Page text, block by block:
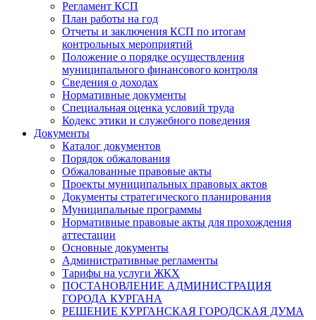
Регламент КСП
План работы на год
Отчеты и заключения КСП по итогам
контрольных мероприятий
Положение о порядке осуществления
муниципального финансового контроля
Сведения о доходах
Нормативные документы
Специальная оценка условий труда
Кодекс этики и служебного поведения
Документы
Каталог документов
Порядок обжалования
Обжалованные правовые акты
Проекты муниципальных правовых актов
Документы стратегического планирования
Муниципальные программы
Нормативные правовые акты для прохождения
аттестации
Основные документы
Административные регламенты
Тарифы на услуги ЖКХ
ПОСТАНОВЛЕНИЕ АДМИНИСТРАЦИЯ
ГОРОДА КУРГАНА
РЕШЕНИЕ КУРГАНСКАЯ ГОРОДСКАЯ ДУМА